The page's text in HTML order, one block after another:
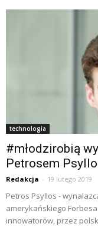
technologia
#młodzirobią
Petrosem
Redakcja - 19 lutego 2019
Petros Psyllos -
amerykańskiego
innowatorów, przez